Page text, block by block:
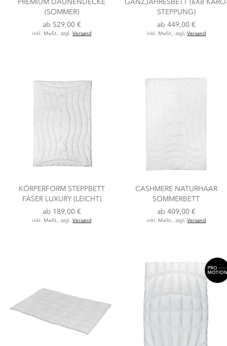
(SOMMER)
ab 529,00 €
inkl. MwSt., zzgl. Versand
STEPPUNG)
ab 449,00 €
inkl. MwSt., zzgl.Versand
KÖRPERFORM STEPPBETT
FASER LUXURY (LEICHT)
ab 189,00 €
inkl. MwSt., zzgl. Versand
CASHMERE NATURHAAR
SOMMERBETT
ab 409,00 €
inkl. MwSt., zzgl.Versand